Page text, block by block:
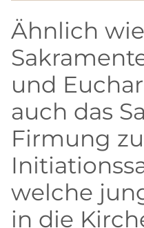
Ähnlich
und
auch das
Firmung
welche
in die